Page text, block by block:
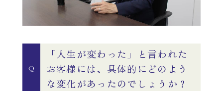
Q
「人生が変わった」と言われた
お客様には、具体的にどのよう
な変化があったのでしょうか？